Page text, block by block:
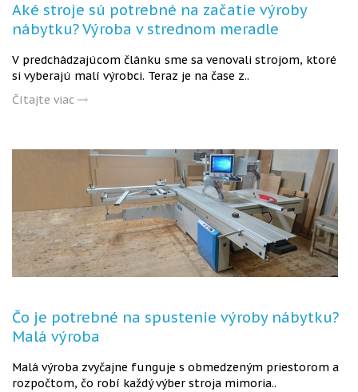
Aké stroje sú potrebné na začatie výroby
nábytku? Výroba v strednom meradle
V predchádzajúcom článku sme sa venovali strojom, ktoré
si vyberajú malí výrobci. Teraz je na čase z..
Čítajte viac
Čo je potrebné na spustenie výroby nábytku?
Malá výroba
Malá výroba zvyčajne funguje s obmedzeným priestorom a
rozpočtom, čo robí každý výber stroja mimoria..